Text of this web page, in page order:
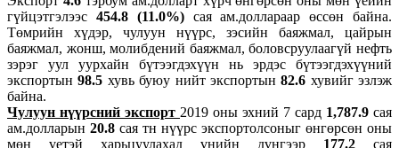
гүйцэтгэлээс 454.8 (11.0%) сая ам.доллараар өссөн байна.
Төмрийн хүдэр, чулуун нүүрс, зэсийн баяжмал, цайрын
баяжмал, жонш, молибдений баяжмал, боловсруулаагүй нефть
зэрэг уул уурхайн бүтээгдэхүүн нь эрдэс бүтээгдэхүүний
экспортын98.5 хувь буюу нийт экспортын82.6 хувийг эзлэж
байна.
Чулуун нүүрсний экспорт 2019 оны эхний 7 сард 1,787.9 сая
ам.долларын 20.8 сая тн нүүрс экспортолсоныг өнгөрсөн оны
мөн үетэй харьцуулахад үнийн дүнгээр 177.2 сая